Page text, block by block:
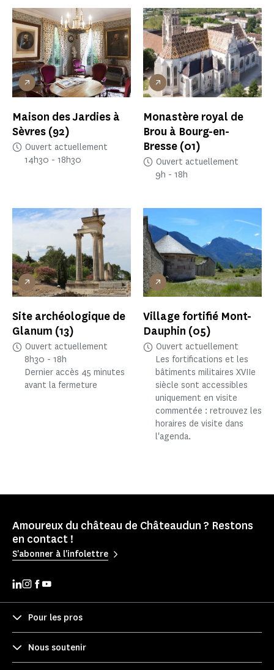
Maison des Jardies à
Sèvres (92)
Ouvert actuellement
14h30 - 18h30
Monastère royal de
Brou à Bourg-en-
Bresse (01)
Ouvert actuellement
9h - 18h
Site archéologique de
Glanum (13)
Ouvert actuellement
8h30 - 18h
Dernier accès 45 minutes
avant la fermeture
Village fortifié Mont-
Dauphin (05)
Ouvert actuellement
Les fortifications et les
bâtiments militaires XVIIe
siècle sont accessibles
uniquement en visite
commentée : retrouvez les
horaires de visite dans
l'agenda.
Amoureux du château de Châteaudun ? Restons
en contact !
S'abonner à l'infolettre
Pour les pros
Nous soutenir